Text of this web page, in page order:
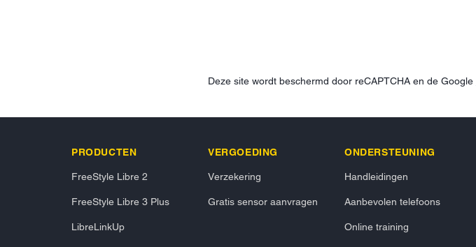
Deze site wordt beschermd door reCAPTCHA en de Google
PRODUCTEN
FreeStyle Libre 2
FreeStyle Libre 3 Plus
LibreLinkUp
VERGOEDING
Verzekering
Gratis sensor aanvragen
ONDERSTEUNING
Handleidingen
Aanbevolen telefoons
Online training